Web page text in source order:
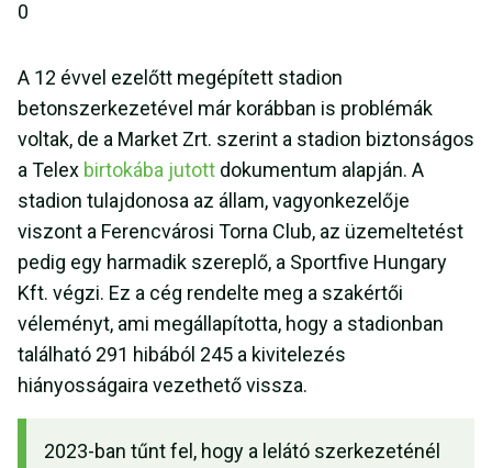
0
A 12 évvel ezelőtt megépített stadion
betonszerkezetével már korábban is problémák
voltak, de a Market Zrt. szerint a stadion biztonságos
a Telex birtokába jutott dokumentum alapján. A
stadion tulajdonosa az állam, vagyonkezelője
viszont a Ferencvárosi Torna Club, az üzemeltetést
pedig egy harmadik szereplő, a Sportfive Hungary
Kft. végzi. Ez a cég rendelte meg a szakértői
véleményt, ami megállapította, hogy a stadionban
található 291 hibából 245 a kivitelezés
hiányosságaira vezethető vissza.
2023-ban tűnt fel, hogy a lelátó szerkezeténél